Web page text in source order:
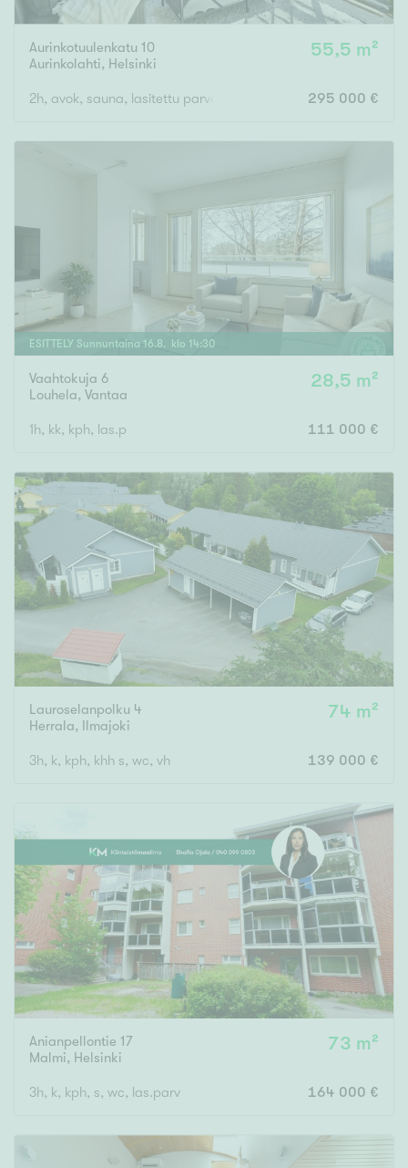
Aurinkotuulenkatu 10
Aurinkolahti, Helsinki
55,5 m²
2h, avok, sauna, lasitettu parveke 295 000 €
ESITTELY Sunnuntaina 16.8. klo 14:30
Vaahtokuja 6
Louhela, Vantaa
28,5 m²
1h, kk, kph, las.p 111 000 €
Lauroselanpolku 4
Herrala, Ilmajoki
74 m²
3h, k, kph, khh s, wc, vh 139 000 €
Anianpellontie 17
Malmi, Helsinki
73 m²
3h, k, kph, s, wc, las.parv 164 000 €